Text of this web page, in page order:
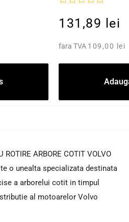
131,89 lei
fara TVA 109,00 lei
ARBORE COTIT VOLVO
o unealta specializata destinata
a arborelui cotit in timpul
al motoarelor Volvo